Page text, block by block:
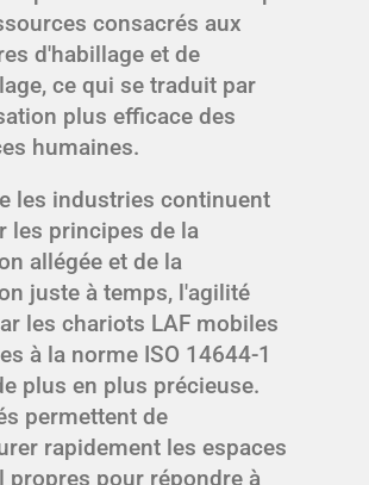
consacrés aux
d'habillage et de
ce qui se traduit par
plus efficace des
humaines.
les industries continuent
les principes de la
allégée et de la
juste à temps, l'agilité
les chariots LAF mobiles
à la norme ISO 14644-1
plus en plus précieuse.
permettent de
rapidement les espaces
propres pour répondre à